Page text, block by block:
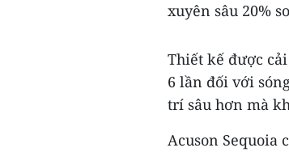
xuyên sâu 20%
Thiết kế được
6 lần đối với
trí sâu hơn mà
Acuson